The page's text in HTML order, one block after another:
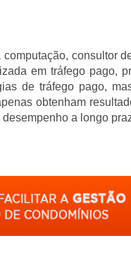
consultor
em tráfego pago,
de tráfego pago,
obtenham
a longo